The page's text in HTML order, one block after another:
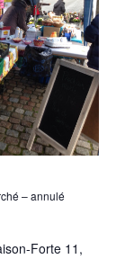
– annulé
Forte 11,